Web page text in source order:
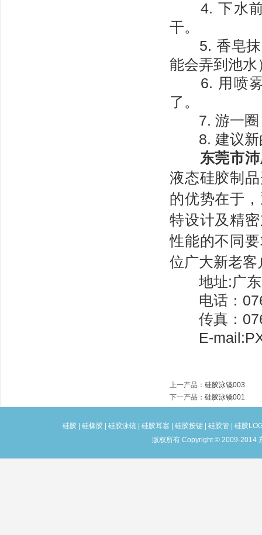
4. 下水前
干。
5. 香皂抹
能会弄到池水
6. 用喷雾
了。
7. 游一圈
8. 建议新的
东莞市
液态硅胶制
的优势在于
特设计及精
性能的不同
位广大新老
地址:广东
电话：
传真：
E-
上一产品 ： 硅胶泳镜003
下一产品 ： 硅胶泳镜001
硅胶 硅橡胶 硅胶泳镜 硅胶耳塞 硅胶按键 硅胶管
硅胶
版权所有 Copyright © 2009-2014